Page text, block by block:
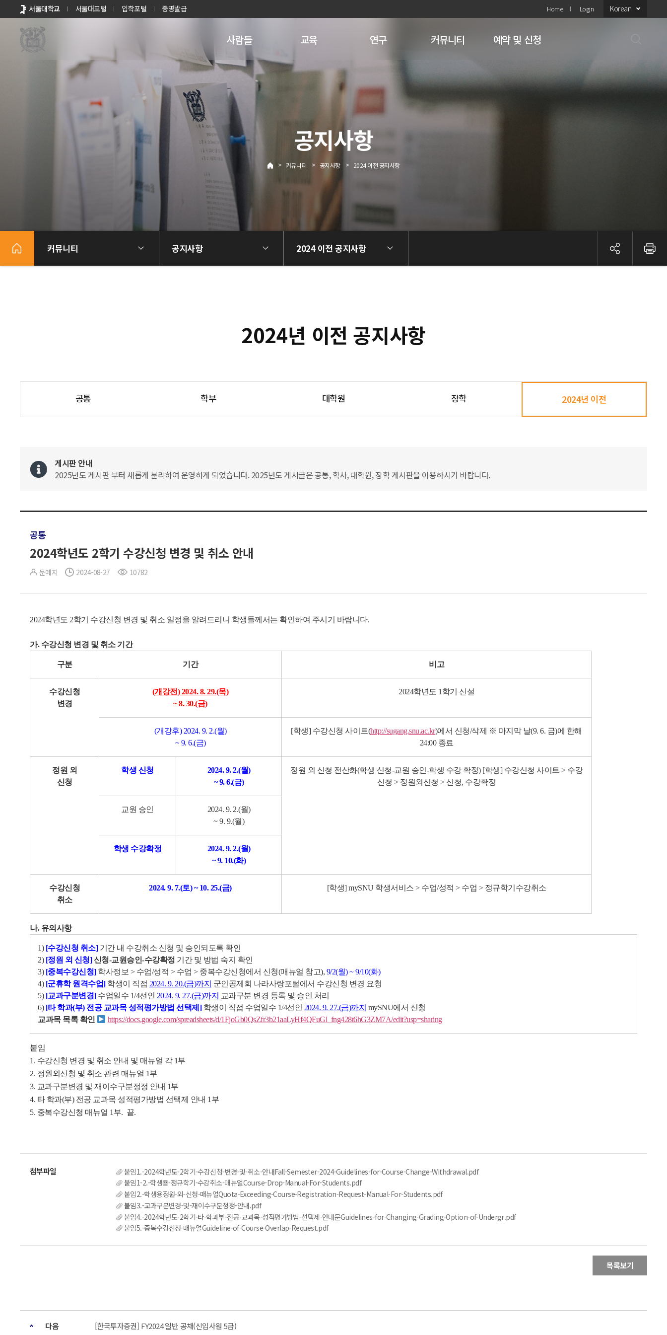
바로가기
메뉴
서울대학교 서울대포털 입학포털 증명발급 Home Login Korean
사람들 교육 연구 커뮤니티 예약 및 신청
공지사항
> 커뮤니티 > 공지사항 > 2024 이전 공지사항
커뮤니티 공지사항 2024 이전 공지사항
2024년 이전 공지사항
공통 학부 대학원 장학 2024년 이전
게시판 안내
2025년도 게시판 부터 새롭게 분리하여 운영하게 되었습니다. 2025년도 게시글은 공통, 학사, 대학원, 장학 게시판을 이용하시기 바랍니다.
공통
2024학년도 2학기 수강신청 변경 및 취소 안내
문예지 2024-08-27 10782
2024학년도 2학기 수강신청 변경 및 취소 일정을 알려드리니 학생들께서는 확인하여 주시기 바랍니다.
가. 수강신청 변경 및 취소 기간
구분 기간 비고
수강신청
변경
(개강전) 2024. 8. 29.(목)
~ 8. 30.(금)
2024학년도 1학기 신설
(개강후) 2024. 9. 2.(월)
~ 9. 6.(금)
[학생] 수강신청 사이트(http://sugang.snu.ac.kr)에서 신청/삭제 ※ 마지막 날(9. 6. 금)에 한해
24:00 종료
정원 외
신청
학생 신청
2024. 9. 2.(월)
~9. 6.(금)
정원 외 신청 전산화(학생 신청-교원 승인-학생 수강 확정) [학생] 수강신청 사이트 > 수강
신청 > 정원외신청 > 신청, 수강확정
교원 승인
2024. 9. 2.(월)
~ 9. 9.(월)
학생 수강확정
2024. 9. 2.(월)
~ 9. 10.(화)
수강신청
취소
2024. 9. 7.(토) ~ 10. 25.(금) [학생] mySNU 학생서비스 > 수업/성적 > 수업 > 정규학기수강취소
나. 유의사항
1) [수강신청 취소]기간 내 수강취소 신청 및 승인되도록 확인
2) [정원 외 신청] 신청-교원승인-수강확정 기간 및 방법 숙지 확인
3) [중복수강신청] 학사정보 > 수업/성적 > 수업 > 중복수강신청에서 신청(매뉴얼 참고), 9/2(월) ~ 9/10(화)
4) [군휴학 원격수업]학생이 직접 2024. 9. 20.(금)까지 군인공제회 나라사랑포털에서 수강신청 변경 요청
5) [교과구분변경]수업일수 1/4선인 2024. 9. 27.(금)까지
교과구분 변경 등록 및 승인 처리
6) [타 학과(부) 전공 교과목 성적평가방법 선택제]학생이 직접 수업일수 1/4선인 2024. 9. 27.(금)까지 mySNU에서 신청
교과목 목록 확인
https://docs.google.com/spreadsheets/d/1FjoGb0QsZfr3b21aaLyHf4QFuGl_fng428t6hG3ZM7A/edit?usp=sharing
붙임
1. 수강신청 변경 및 취소 안내 및 매뉴얼 각 1부
2. 정원외신청 및 취소 관련 매뉴얼 1부
3. 교과구분변경 및 재이수구분정정 안내 1부
4. 타 학과(부) 전공 교과목 성적평가방법 선택제 안내 1부
5. 중복수강신청 매뉴얼 1부. 끝.
붙임1.-2024학년도-2학기-수강신청-변경-및-취소-안내Fall-Semester-2024-Guidelines-for-Course-Change-Withdrawal.pdf
붙임1-2.-학생용-정규학기-수강취소-매뉴얼Course-Drop-Manual-For-Students.pdf
붙임2.-학생용정원-외-신청-매뉴얼Quota-Exceeding-Course-Registration-Request-Manual-For-Students.pdf
붙임3.-교과구분변경-및-재이수구분정정-안내.pdf
붙임4.-2024학년도-2학기-타-학과부-전공-교과목-성적평가방법-선택제-안내문Guidelines-for-Changing-Grading-Option-of-Undergr.pdf
붙임5.-중복수강신청-매뉴얼Guideline-of-Course-Overlap-Request.pdf
목록보기
다음 [한국투자증권] FY2024 일반 공채(신입사원 5급)